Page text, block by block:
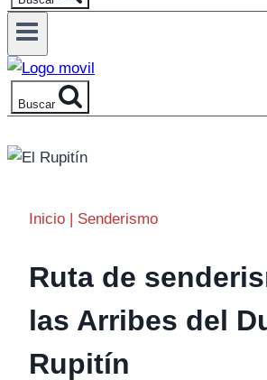
Buscar
Inicio Senderismo
Ruta de
las Arribes del
Rupitín